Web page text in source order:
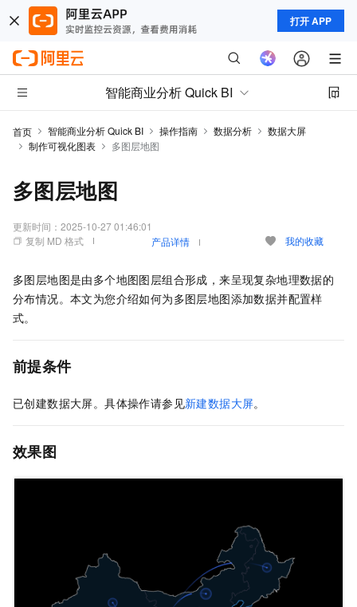
打开 APP
智能商业分析 Quick BI
首页 智能商业分析 Quick BI 操作指南 数据分析
数据大屏
制作可视化图表
多图层地图
多图层地图
更新时间： 2025-10-27 01:46:01
复制 MD 格式
产品详情 我的收藏
多图层地图是由多个地图图层组合形成，来呈现复杂地理数据的
分布情况。本文为您介绍如何为多图层地图添加数据并配置样
式。
前提条件
已创建数据大屏。具体操作请参见新建数据大屏。
效果图